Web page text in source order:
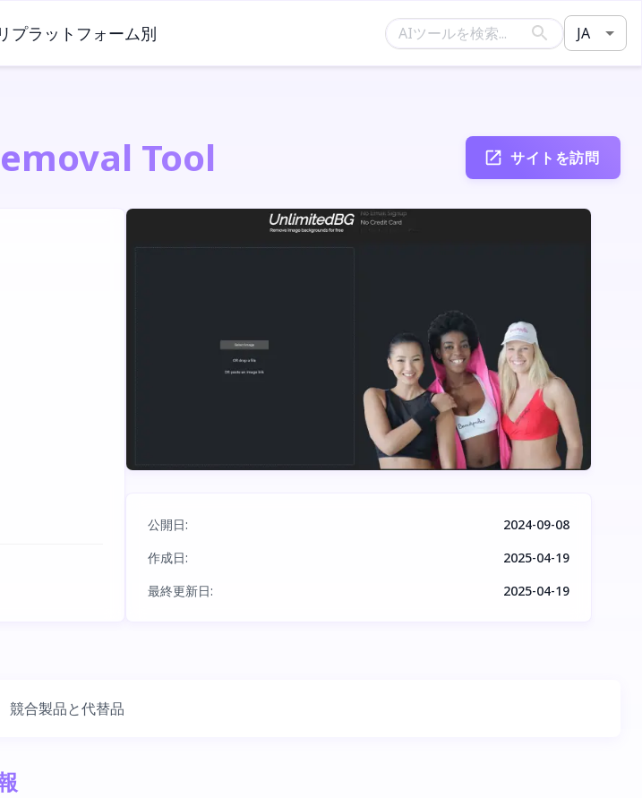
プラットフォーム別 JA
Tool サイトを訪問
公開日:
2024-09-08
作成日:
2025-04-19
最終更新日: 2025-04-19
競合製品と代替品